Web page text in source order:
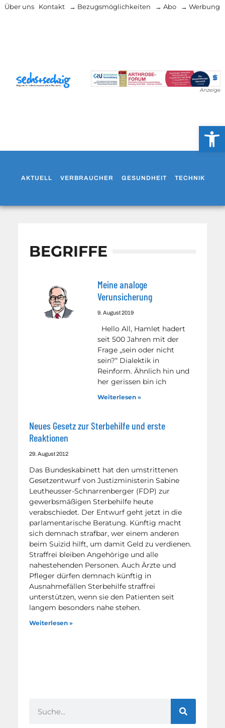
Über uns Kontakt → Bezugsmöglichkeiten → Abo → Werbung
Anzeige
AKTUELL VERBRAUCHER GESUNDHEIT TECHNIK
BEGRIFFE
Meine analoge
Verunsicherung
9. August 2019
Hello All, Hamlet hadert
seit 500 Jahren mit der
Frage „sein oder nicht
sein?“ Dialektik in
Reinform. Ähnlich hin und
her gerissen bin ich
Weiterlesen »
Neues Gesetz zur Sterbehilfe und erste
Reaktionen
29. August 2012
Das Bundeskabinett hat den umstrittenen
Gesetzentwurf von Justizministerin Sabine
Leutheusser-Schnarrenberger (FDP) zur
gewerbsmäßigen Sterbehilfe heute
verabschiedet. Der Entwurf geht jetzt in die
parlamentarische Beratung. Künftig macht
sich demnach strafbar, wer einem anderen
beim Suizid hilft, um damit Geld zu verdienen.
Straffrei bleiben Angehörige und alle
nahestehenden Personen. Auch Ärzte und
Pfleger dürfen demnach künftig in
Ausnahmefällen Sterbehilfe straffrei
unterstützen, wenn sie den Patienten seit
langem besonders nahe stehen.
Weiterlesen »